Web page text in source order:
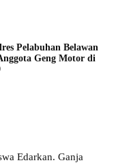
Pelabuhan Belawan
Geng Motor di
Edarkan. Ganja